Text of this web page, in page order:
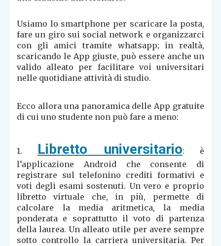
Usiamo lo smartphone per scaricare la posta,
fare un giro sui social network e organizzarci
con gli amici tramite whatsapp; in realtà,
scaricando le App giuste, può essere anche un
valido alleato per facilitare voi universitari
nelle quotidiane attività di studio.
Ecco allora una panoramica delle App gratuite
di cui uno studente non può fare a meno:
1. Libretto universitario: è
l’applicazione Android che consente di
registrare sul telefonino crediti formativi e
voti degli esami sostenuti. Un vero e proprio
libretto virtuale che, in più, permette di
calcolare la media aritmetica, la media
ponderata e soprattutto il voto di partenza
della laurea. Un alleato utile per avere sempre
sotto controllo la carriera universitaria. Per